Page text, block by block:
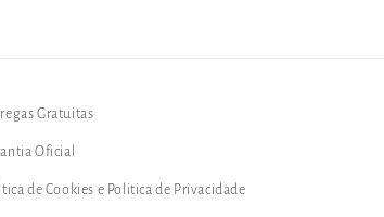
Gratuitas
Oficial
de Cookies e Politica de Privacidade